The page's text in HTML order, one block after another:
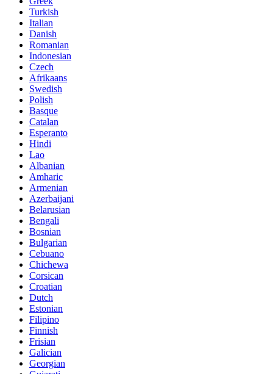
Turkish
Italian
Danish
Romanian
Indonesian
Czech
Afrikaans
Swedish
Polish
Basque
Catalan
Esperanto
Hindi
Lao
Albanian
Amharic
Armenian
Azerbaijani
Belarusian
Bengali
Bosnian
Bulgarian
Cebuano
Chichewa
Corsican
Croatian
Dutch
Estonian
Filipino
Finnish
Frisian
Galician
Georgian